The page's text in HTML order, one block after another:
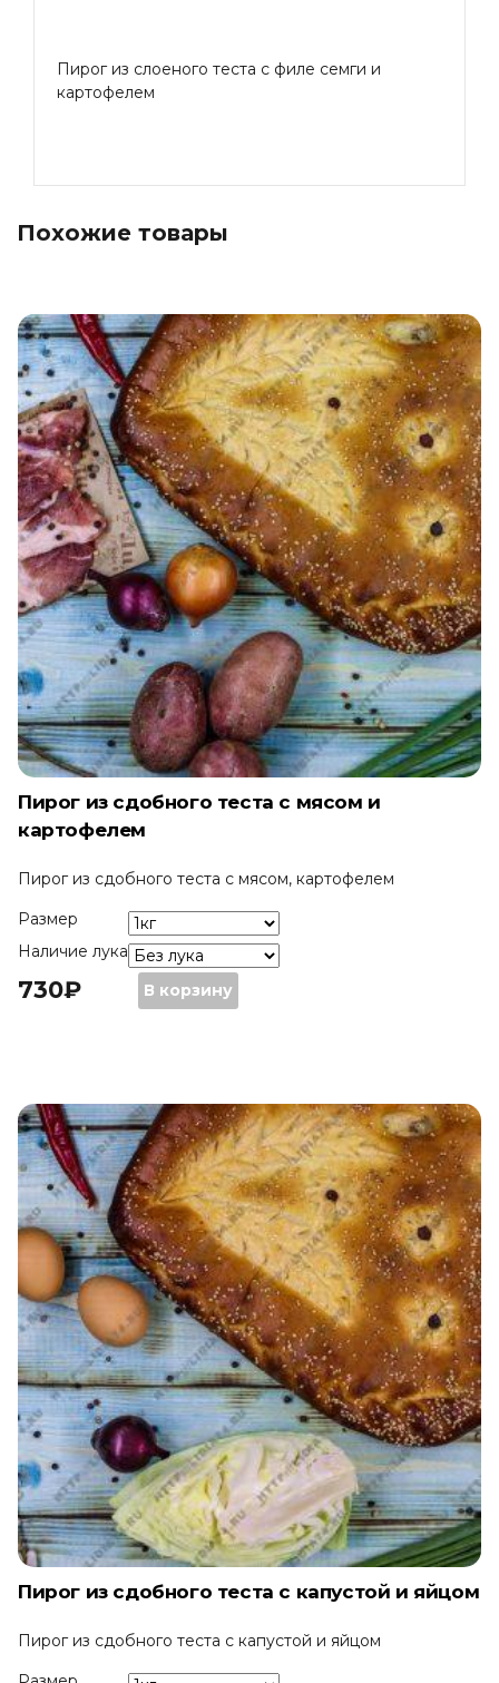
Пирог из слоеного теста с филе семги и
картофелем
Похожие товары
Пирог из сдобного теста с мясом и
картофелем
Пирог из сдобного теста с мясом, картофелем
Размер
Наличие лука
730₽
Количество
мясом
и
картофелем
В корзину
730₽
Пирог из сдобного теста с капустой и яйцом
Пирог из сдобного теста с капустой и яйцом